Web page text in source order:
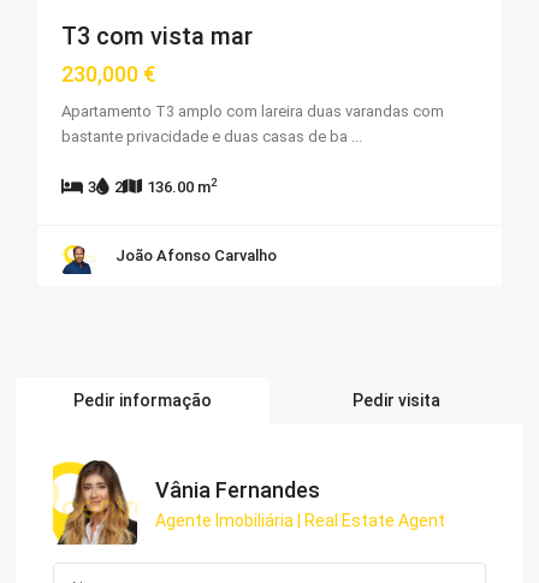
T3 com vista mar
230,000 €
Apartamento T3 amplo com lareira duas varandas com
bastante privacidade e duas casas de ba ...
3 2 136.00 m2
João Afonso Carvalho
Pedir informação Pedir visita
Vânia Fernandes
Agente Imobiliária | Real Estate Agent